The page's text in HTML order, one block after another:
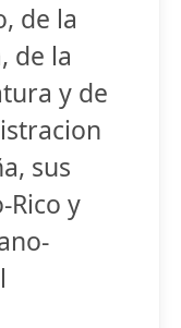
de la
de la
y de
sus
Rico y